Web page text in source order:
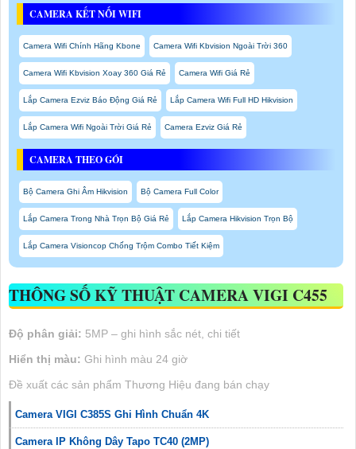
CAMERA KẾT NỐI WIFI
Camera Wifi Chính Hãng Kbone Camera Wifi Kbvision Ngoài Trời 360
Camera Wifi Kbvision Xoay 360 Giá Rẻ Camera Wifi Giá Rẻ
Lắp Camera Ezviz Báo Động Giá Rẻ Lắp Camera Wifi Full HD Hikvision
Lắp Camera Wifi Ngoài Trời Giá Rẻ Camera Ezviz Giá Rẻ
CAMERA THEO GÓI
Bộ Camera Ghi Âm Hikvision Bộ Camera Full Color
Lắp Camera Trong Nhà Trọn Bộ Giá Rẻ Lắp Camera Hikvision Trọn Bộ
Lắp Camera Visioncop Chống Trộm Combo Tiết Kiệm
THÔNG SỐ KỸ THUẬT CAMERA VIGI C455
Độ phân giải: 5MP – ghi hình sắc nét, chi tiết
Hiển thị màu: Ghi hình màu 24 giờ
Đề xuất các sản phẩm Thương Hiệu đang bán chạy
Camera VIGI C385S Ghi Hình Chuẩn 4K
Camera IP Không Dây Tapo TC40 (2MP)